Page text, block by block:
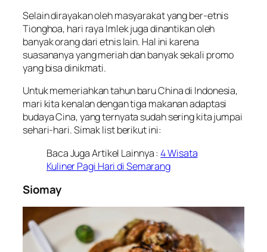
Selain dirayakan oleh masyarakat yang ber-etnis
Tionghoa, hari raya Imlek juga dinantikan oleh
banyak orang dari etnis lain. Hal ini karena
suasananya yang meriah dan banyak sekali promo
yang bisa dinikmati.
Untuk memeriahkan tahun baru China di Indonesia,
mari kita kenalan dengan tiga makanan adaptasi
budaya Cina, yang ternyata sudah sering kita jumpai
sehari-hari. Simaklistberikut ini:
Baca Juga Artikel Lainnya :4 Wisata
Kuliner Pagi Hari di Semarang
Siomay